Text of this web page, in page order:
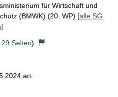
für Wirtschaft und
(BMWK) (20. WP) [alle SG
Seiten)
an: